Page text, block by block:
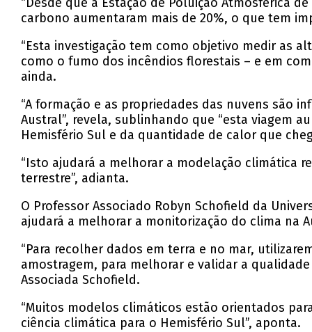
carbono aumentaram mais de 20%, o que tem
“Esta investigação tem como objetivo medir as
como o fumo dos incêndios florestais – e em
ainda.
“A formação e as propriedades das nuvens são
Austral”, revela, sublinhando que “esta viagem
Hemisfério Sul e da quantidade de calor que
“Isto ajudará a melhorar a modelação climática
terrestre”, adianta.
O Professor Associado Robyn Schofield da
ajudará a melhorar a monitorização do clima na
“Para recolher dados em terra e no mar,
amostragem, para melhorar e validar a
Associada Schofield.
“Muitos modelos climáticos estão orientados
ciência climática para o Hemisfério Sul”, aponta.